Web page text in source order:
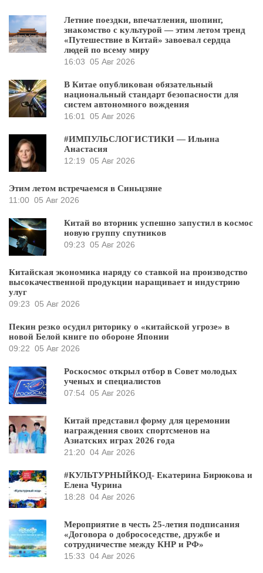
Летние поездки, впечатления, шопинг,
знакомство с культурой — этим летом тренд
«Путешествие в Китай» завоевал сердца
людей по всему миру
16:03 05 Авг 2026
В Китае опубликован обязательный
национальный стандарт безопасности для
систем автономного вождения
16:01
05 Авг 2026
#ИМПУЛЬСЛОГИСТИКИ — Ильина
Анастасия
12:19 05 Авг 2026
Этим летом встречаемся в Синьцзяне
11:00 05 Авг 2026
Китай во вторник успешно запустил в космос
новую группу спутников
09:23 05 Авг 2026
Китайская экономика наряду со ставкой на производство
высокачественной продукции наращивает и индустрию
улуг
09:23 05 Авг 2026
Пекин резко осудил риторику о «китайской угрозе» в
новой Белой книге по обороне Японии
09:22 05 Авг 2026
Роскосмос открыл отбор в Совет молодых
ученых и специалистов
07:54 05 Авг 2026
Китай представил форму для церемонии
награждения своих спортсменов на
Азиатских играх 2026 года
21:20 04 Авг 2026
#КУЛЬТУРНЫЙКОД- Екатерина Бирюкова и
Елена Чурина
18:28 04 Авг 2026
Мероприятие в честь 25-летия подписания
«Договора о добрососедстве, дружбе и
сотрудничестве между КНР и РФ»
15:33 04 Авг 2026